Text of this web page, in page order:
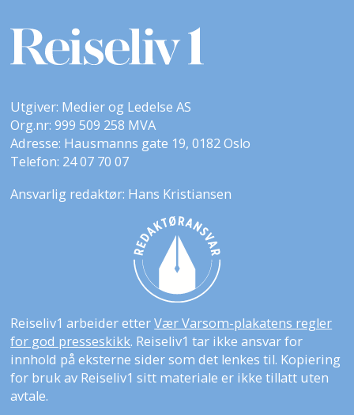
Utgiver: Medier og Ledelse AS
Org.nr: 999 509 258 MVA
Adresse: Hausmanns gate 19, 0182 Oslo
Telefon: 24 07 70 07
Ansvarlig redaktør: Hans Kristiansen
Reiseliv1 arbeider etterVær Varsom-plakatens regler
for god presseskikk. Reiseliv1 tar ikke ansvar for
innhold på eksterne sider som det lenkes til. Kopiering
for bruk av Reiseliv1 sitt materiale er ikke tillatt uten
avtale.